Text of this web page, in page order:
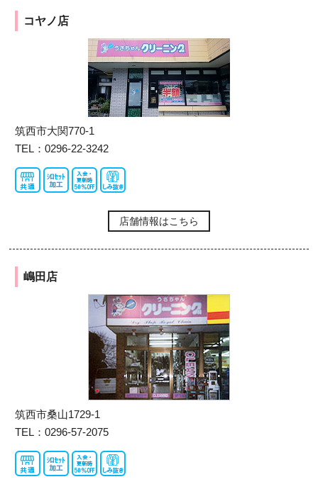
コヤノ店
筑西市大関770-1
TEL：0296-22-3242
店舗情報はこちら
嶋田店
筑西市桑山1729-1
TEL：0296-57-2075